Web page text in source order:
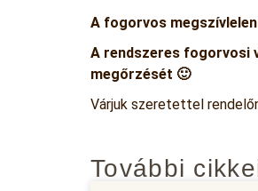
A fogorvos
A rendszeres fogorvosi
megőrzését 🙂
Várjuk szeretettel
További